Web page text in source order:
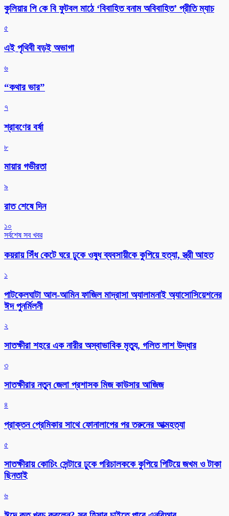
কুলিয়ার পি কে বি ফুটবল মাঠে ‘বিবাহিত বনাম অবিবাহিত’ প্রীতি ম্যাচ
৫
এই পৃথিবী বড়ই অভাগা
৬
“কথার ভার”
৭
শ্রাবণের বর্ষা
৮
মায়ার গভীরতা
৯
রাত শেষে দিন
১০
সর্বশেষ সব খবর
কয়রায় সিঁধ কেটে ঘরে ঢুকে ওষুধ ব্যবসায়ীকে কুপিয়ে হত্যা, স্ত্রী আহত
১
পাটকেলঘাটা আল-আমিন ফাজিল মাদ্রাসা অ্যালামনাই অ্যাসোসিয়েশনের
ঈদ পুনর্মিলনী
২
সাতক্ষীরা শহরে এক নারীর অস্বাভাবিক মৃত্যু, গলিত লাশ উদ্ধার
৩
সাতক্ষীরার নতুন জেলা প্রশাসক মিজ কাউসার আজিজ
৪
প্রাক্তন প্রেমিকার সাথে ফোনালাপের পর তরুনের আত্মহত্যা
৫
সাতক্ষীরায় কোচিং সেন্টারে ঢুকে পরিচালককে কুপিয়ে পিটিয়ে জখম ও টাকা
ছিনতাই
৬